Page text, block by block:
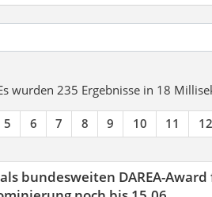
wurden 235 Ergebnisse in 18
5 6 7 8 9 10 11 12
bundesweiten DAREA-